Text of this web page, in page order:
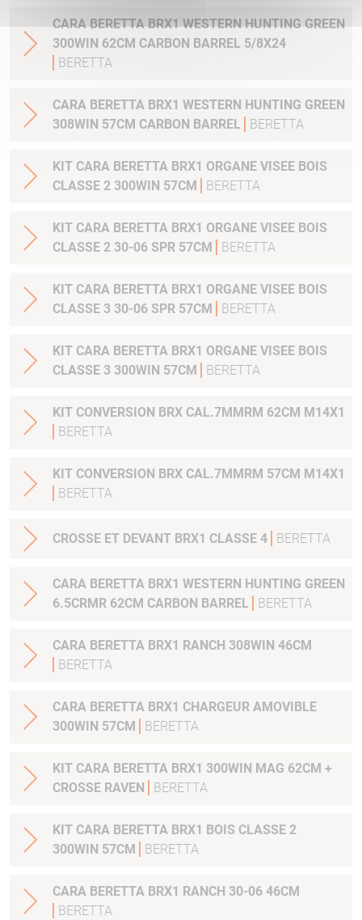
CARA BERETTA BRX1 WESTERN HUNTING GREEN
300WIN 62CM CARBON BARREL 5/8X24
BERETTA
CARA BERETTA BRX1 WESTERN HUNTING GREEN
308WIN 57CM CARBON BARREL
BERETTA
KIT CARA BERETTA BRX1 ORGANE VISEE BOIS
CLASSE 2 300WIN 57CM
BERETTA
KIT CARA BERETTA BRX1 ORGANE VISEE BOIS
CLASSE 2 30-06 SPR 57CM
BERETTA
KIT CARA BERETTA BRX1 ORGANE VISEE BOIS
CLASSE 3 30-06 SPR 57CM
BERETTA
KIT CARA BERETTA BRX1 ORGANE VISEE BOIS
CLASSE 3 300WIN 57CM
BERETTA
KIT CONVERSION BRX CAL.7MMRM 62CM M14X1
BERETTA
KIT CONVERSION BRX CAL.7MMRM 57CM M14X1
BERETTA
CROSSE ET DEVANT BRX1 CLASSE 4 BERETTA
CARA BERETTA BRX1 WESTERN HUNTING GREEN
6.5CRMR 62CM CARBON BARREL
BERETTA
CARA BERETTA BRX1 RANCH 308WIN 46CM
BERETTA
CARA BERETTA BRX1 CHARGEUR AMOVIBLE
300WIN 57CM
BERETTA
KIT CARA BERETTA BRX1 300WIN MAG 62CM +
CROSSE RAVEN
BERETTA
KIT CARA BERETTA BRX1 BOIS CLASSE 2
300WIN 57CM
BERETTA
CARA BERETTA BRX1 RANCH 30-06 46CM
BERETTA